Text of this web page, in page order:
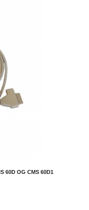
60D OG CMS 60D1